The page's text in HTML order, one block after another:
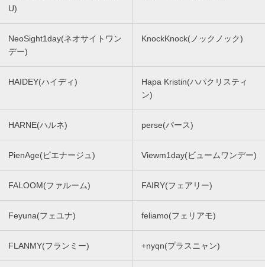
U)
NeoSight1day(ネオサイトワン
デー)
KnockKnock(ノックノック)
HAIDEY(ハイディ)
Hapa Kristin(ハパクリスティ
ン)
HARNE(ハルネ) perse(パース)
PienAge(ピエナージュ) Viewm1day(ビュームワンデー)
FALOOM(ファルーム) FAIRY(フェアリー)
Feyuna(フェユナ) feliamo(フェリアモ)
FLANMY(フランミー) +nyqn(プラスニャン)